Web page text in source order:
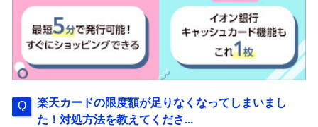
楽天カードの限度額が足りなくなってしまいまし
た！対処方法を教えてくださ...